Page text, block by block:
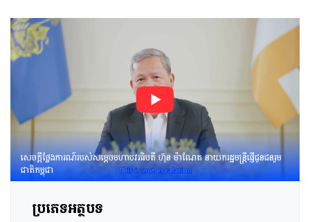
សេចក្តីថ្លែងការណ៍របស់សម្តេចមហាបវរធិបតី ហ៊ុន ម៉ាណែត នាយករដ្ឋមន្រ្តីផ្ញើជូនជនរួម
ជាតិកម្ពុជា
ប្រភេទអត្ថបទ